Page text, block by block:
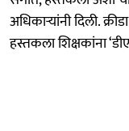
अधिकाऱ्यांनी दिली.
हस्तकला शिक्षकांना